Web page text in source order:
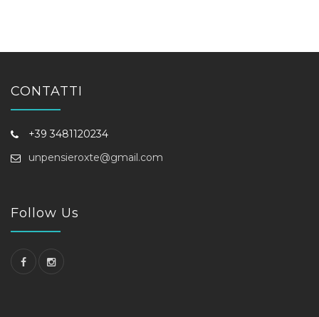
CONTATTI
+39 3481120234
unpensieroxte@gmail.com
Follow Us